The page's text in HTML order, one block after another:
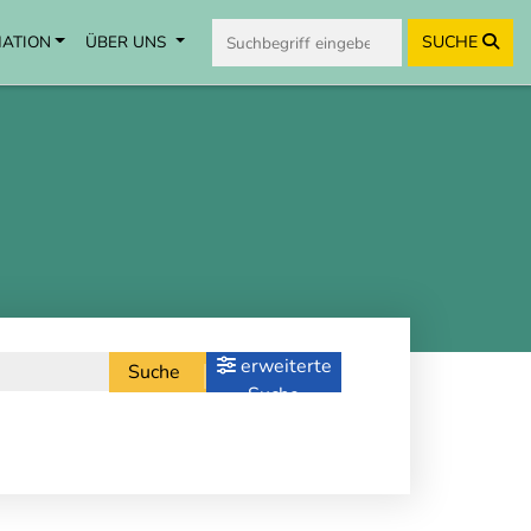
ÜBER UNS SUCHE
Suche
erweiterte
Suche